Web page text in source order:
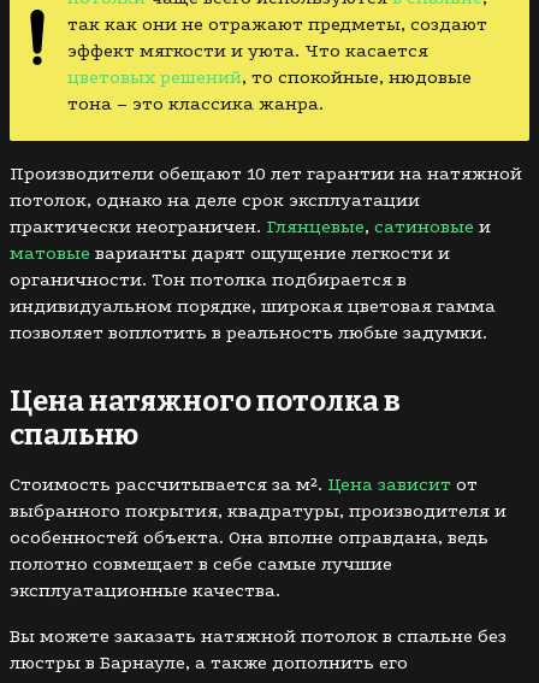
так как они не отражают предметы, создают
эффект мягкости и уюта. Что касается
цветовых решений, то спокойные, нюдовые
тона – это классика жанра.
Производители обещают 10 лет гарантии на натяжной
потолок, однако на деле срок эксплуатации
практически неограничен. Глянцевые, сатиновые и
матовые варианты дарят ощущение легкости и
органичности. Тон потолка подбирается в
индивидуальном порядке, широкая цветовая гамма
позволяет воплотить в реальность любые задумки.
Цена натяжного потолка в
спальню
Стоимость рассчитывается за м². Цена зависит от
выбранного покрытия, квадратуры, производителя и
особенностей объекта. Она вполне оправдана, ведь
полотно совмещает в себе самые лучшие
эксплуатационные качества.
Вы можете заказать натяжной потолок в спальне без
люстры в Барнауле, а также дополнить его